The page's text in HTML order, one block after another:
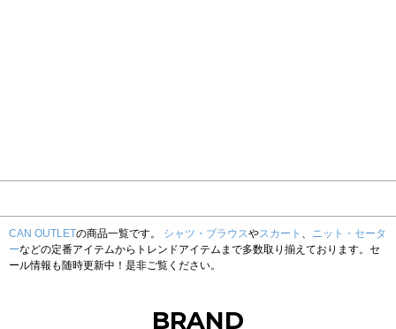
CAN OUTLETの商品一覧です。 シャツ・ブラウスやスカート 、 ニット・セータ
ーなどの定番アイテムからトレンドアイテムまで多数取り揃えております。セ
ール情報も随時更新中！是非ご覧ください。
BRAND